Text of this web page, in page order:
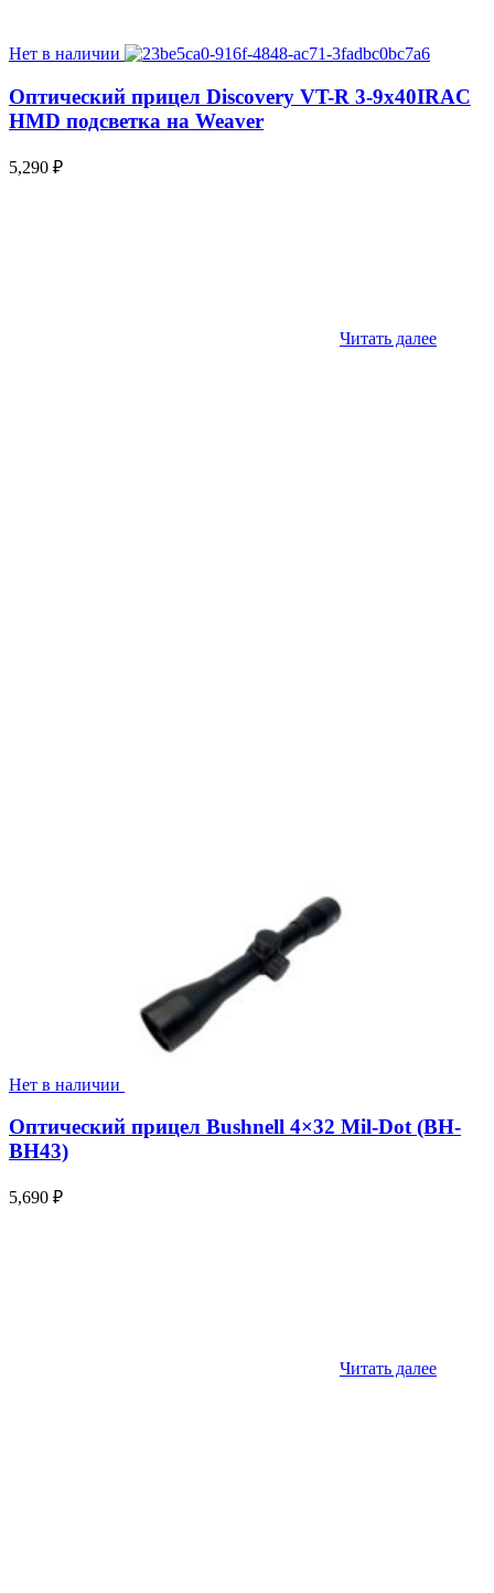
Нет в наличии
Оптический прицел Discovery VT-R 3-9x40IRAC
HMD подсветка на Weaver
5,290 ₽
Читать далее
Нет в наличии
Оптический прицел Bushnell 4×32 Mil-Dot (BH-
BH43)
5,690 ₽
Читать далее